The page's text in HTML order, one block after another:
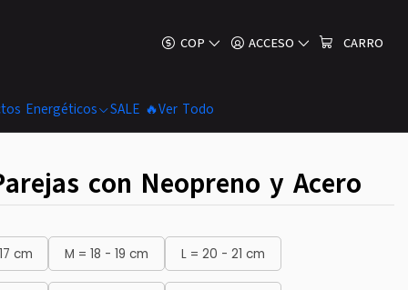
COP ACCESO CARRO
Energéticos SALE 🔥Ver Todo
con Neopreno y Acero
cm M = 18 - 19 cm L = 20 - 21 cm